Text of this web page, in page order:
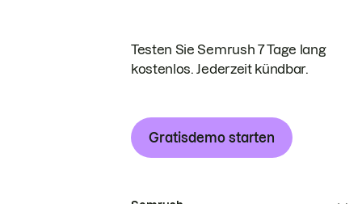
Testen Sie Semrush 7 Tage lang
kostenlos. Jederzeit kündbar.
Gratisdemo starten